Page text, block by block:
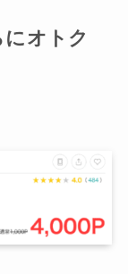
オトク